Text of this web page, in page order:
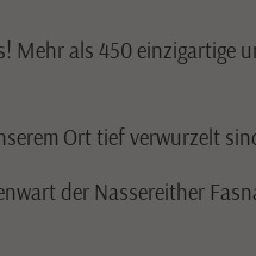
Mehr als 450 einzigartige
Ort tief verwurzelt
der Nassereither